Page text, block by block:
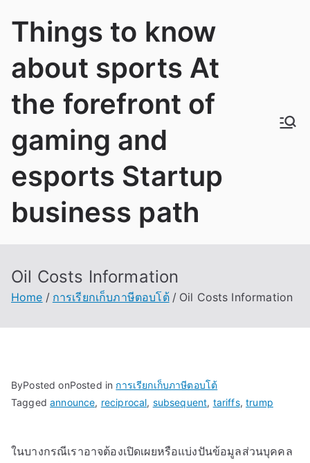
Things to know
about sports At
the forefront of
gaming and
esports Startup
business path
Oil Costs Information
Home การเรียกเก็บภาษีตอบโต้ Oil Costs Information
ByPosted onPosted in การเรียกเก็บภาษีตอบโต้
Taggedannounce, reciprocal, subsequent, tariffs,trump
ในบางกรณีเราอาจต้องเปิดเผยหรือแบ่งปันข้อมูลส่วนบุคคล